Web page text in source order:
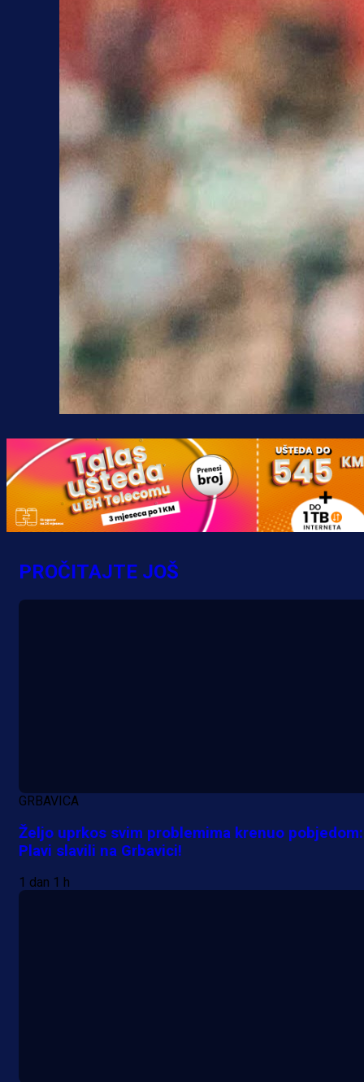
PROČITAJTE JOŠ
GRBAVICA
Željo uprkos svim problemima krenuo pobjedom:
Plavi slavili na Grbavici!
1 dan 1 h